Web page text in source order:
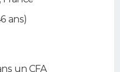
ans)
un CFA